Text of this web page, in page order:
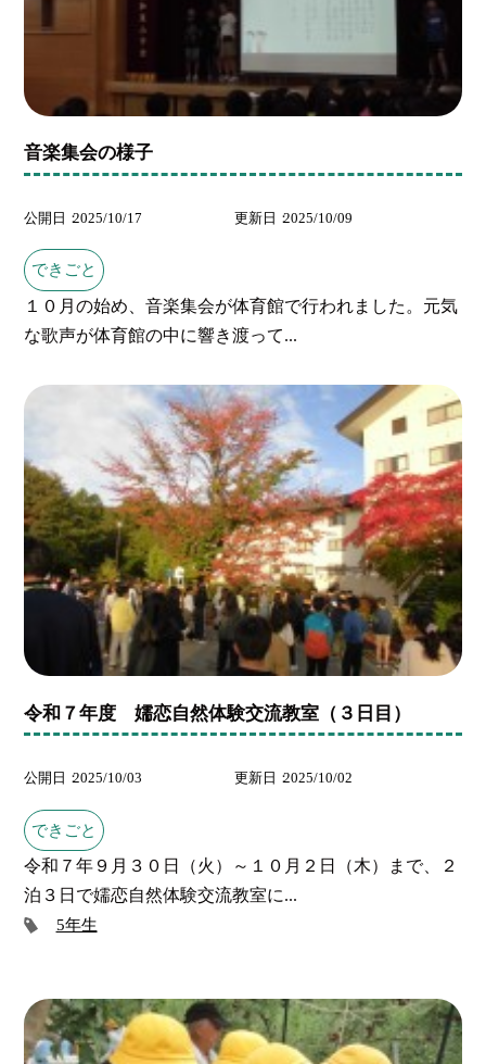
音楽集会の様子
公開日 2025/10/17 更新日 2025/10/09
できごと
１０月の始め、音楽集会が体育館で行われました。元気
な歌声が体育館の中に響き渡って...
令和７年度 嬬恋自然体験交流教室（３日目）
公開日 2025/10/03 更新日 2025/10/02
できごと
令和７年９月３０日（火）～１０月２日（木）まで、２
泊３日で嬬恋自然体験交流教室に...
5年生